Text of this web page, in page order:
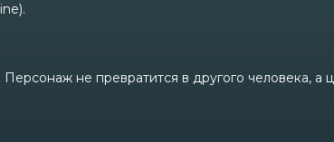
не превратится в другого человека, а